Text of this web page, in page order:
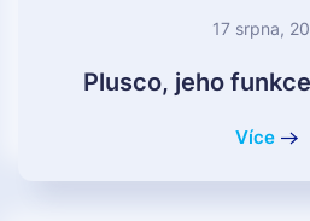
17 srpna,
Plusco, jeho
Více